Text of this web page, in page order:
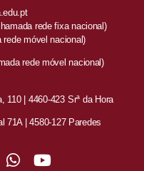
rede fixa nacional)
rede móvel nacional)
rede móvel nacional)
110 | 4460-423 Srª da Hora
71A | 4580-127 Paredes